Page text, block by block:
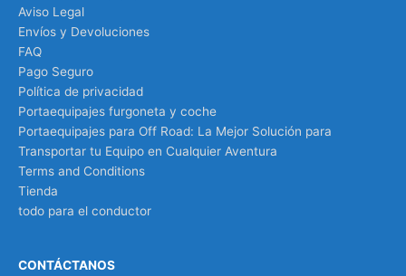
Aviso Legal
Envíos y Devoluciones
FAQ
Pago Seguro
Política de privacidad
Portaequipajes furgoneta y coche
Portaequipajes para Off Road: La Mejor Solución para
Transportar tu Equipo en Cualquier Aventura
Terms and Conditions
Tienda
todo para el conductor
CONTÁCTANOS